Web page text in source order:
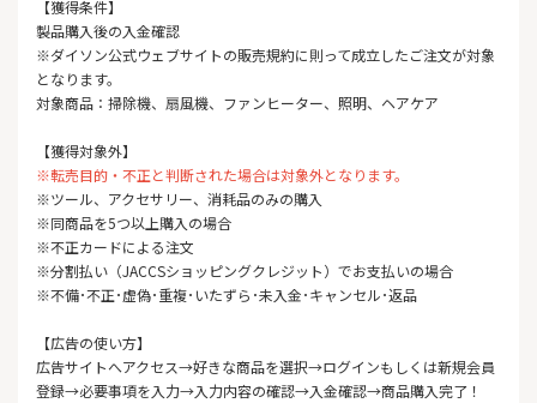
【獲得条件】
製品購入後の入金確認
※ダイソン公式ウェブサイトの販売規約に則って成立したご注文が対象
となります。
対象商品：掃除機、扇風機、ファンヒーター、照明、ヘアケア
【獲得対象外】
※転売目的・不正と判断された場合は対象外となります。
※ツール、アクセサリー、消耗品のみの購入
※同商品を5つ以上購入の場合
※不正カードによる注文
※分割払い（JACCSショッピングクレジット）でお支払いの場合
※不備･不正･虚偽･重複･いたずら･未入金･キャンセル･返品
【広告の使い方】
広告サイトへアクセス→好きな商品を選択→ログインもしくは新規会員
登録→必要事項を入力→入力内容の確認→入金確認→商品購入完了！